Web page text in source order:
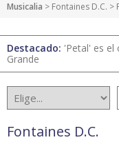
Musicalia > Fontaines D.C. >
Destacado: 'Petal' es el
Grande
Fontaines D.C.